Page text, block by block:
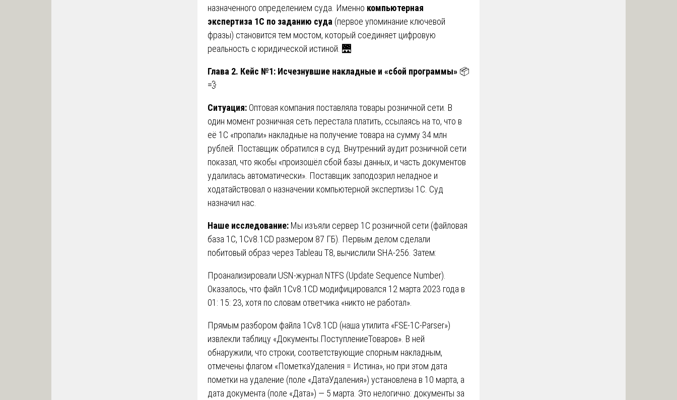
назначенного определением суда. Именно компьютерная
экспертиза 1С по заданию суда (первое упоминание ключевой
фразы) становится тем мостом, который соединяет цифровую
реальность с юридической истиной. 🌉
Глава 2. Кейс №1: Исчезнувшие накладные и «сбой программы» 📦
💨
Ситуация: Оптовая компания поставляла товары розничной сети. В
один момент розничная сеть перестала платить, ссылаясь на то, что в
её 1С «пропали» накладные на получение товара на сумму 34 млн
рублей. Поставщик обратился в суд. Внутренний аудит розничной сети
показал, что якобы «произошёл сбой базы данных, и часть документов
удалилась автоматически». Поставщик заподозрил неладное и
ходатайствовал о назначении компьютерной экспертизы 1С. Суд
назначил нас.
Наше исследование: Мы изъяли сервер 1С розничной сети (файловая
база 1С, 1Cv8.1CD размером 87 ГБ). Первым делом сделали
побитовый образ через Tableau T8, вычислили SHA-256. Затем:
Проанализировали USN-журнал NTFS (Update Sequence Number).
Оказалось, что файл 1Cv8.1CD модифицировался 12 марта 2023 года в
01: 15: 23, хотя по словам ответчика «никто не работал».
Прямым разбором файла 1Cv8.1CD (наша утилита «FSE-1C-Parser»)
извлекли таблицу «Документы.ПоступлениеТоваров». В ней
обнаружили, что строки, соответствующие спорным накладным,
отмечены флагом «ПометкаУдаления = Истина», но при этом дата
пометки на удаление (поле «ДатаУдаления») установлена в 10 марта, а
дата документа (поле «Дата») — 5 марта. Это нелогично: документы за